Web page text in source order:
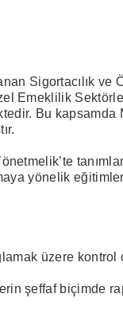
Sigortacılık ve
Emeklilik
Bu kapsamda
yönelik eğitimlere
üzere kontrol
şeffaf biçimde